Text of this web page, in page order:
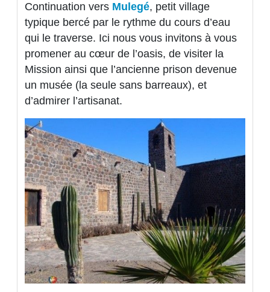
Continuation vers Mulegé, petit village
typique bercé par le rythme du cours d’eau
qui le traverse. Ici nous vous invitons à vous
promener au cœur de l’oasis, de visiter la
Mission ainsi que l’ancienne prison devenue
un musée (la seule sans barreaux), et
d’admirer l’artisanat.